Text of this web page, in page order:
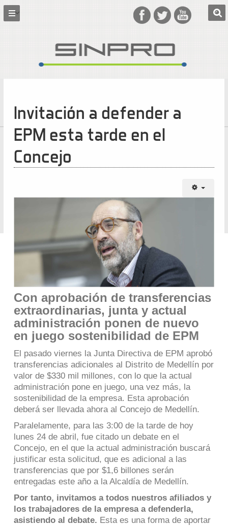
Invitación a defender a
EPM esta tarde en el
Concejo
Con aprobación de transferencias
extraordinarias, junta y actual
administración ponen de nuevo
en juego sostenibilidad de EPM
El pasado viernes la Junta Directiva de EPM aprobó
transferencias adicionales al Distrito de Medellín por
valor de $330 mil millones, con lo que la actual
administración pone en juego, una vez más, la
sostenibilidad de la empresa. Esta aprobación
deberá ser llevada ahora al Concejo de Medellín.
Paralelamente, para las 3:00 de la tarde de hoy
lunes 24 de abril, fue citado un debate en el
Concejo, en el que la actual administración buscará
justificar esta solicitud, que es adicional a las
transferencias que por $1,6 billones serán
entregadas este año a la Alcaldía de Medellín.
Por tanto, invitamos a todos nuestros afiliados y
los trabajadores de la empresa a defenderla,
asistiendo al debate. Esta es una forma de aportar